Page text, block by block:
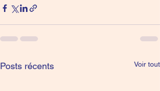
Posts récents Voir tout